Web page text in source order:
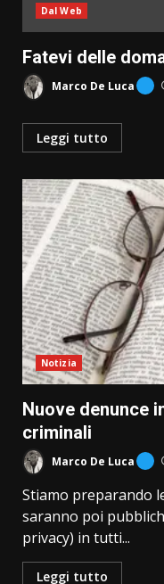
Dal Web
Fatevi delle
Marco De Luca
Leggi tutto
Notizia
Nuove denunce
criminali
Marco De Luca
Stiamo preparando
saranno poi
privacy) in tutti...
Leggi tutto